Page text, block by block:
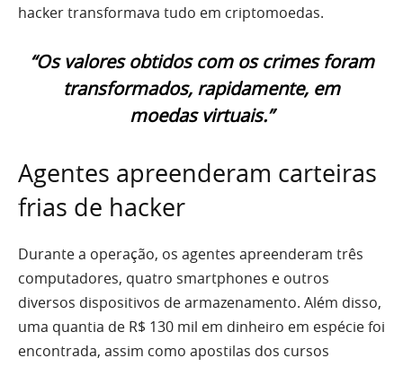
hacker transformava tudo em criptomoedas.
“Os valores obtidos com os crimes foram
transformados, rapidamente, em
moedas virtuais.”
Agentes apreenderam carteiras
frias de hacker
Durante a operação, os agentes apreenderam três
computadores, quatro smartphones e outros
diversos dispositivos de armazenamento. Além disso,
uma quantia de R$ 130 mil em dinheiro em espécie foi
encontrada, assim como apostilas dos cursos